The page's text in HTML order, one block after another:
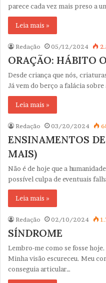
parece cada vez mais preso a
Leia mais »
Redação 05/12/2024
ORAÇÃO: HÁBITO
Desde criança que nós,
Já vem do berço a falácia
Leia mais »
Redação 03/20/2024
ENSINAMENTOS
MAIS)
Não é de hoje que a
possível culpa de eventuais
Leia mais »
Redação 02/10/2024
SÍNDROME
Lembro-me como se fosse
Minha visão escureceu. Meu
conseguia articular…